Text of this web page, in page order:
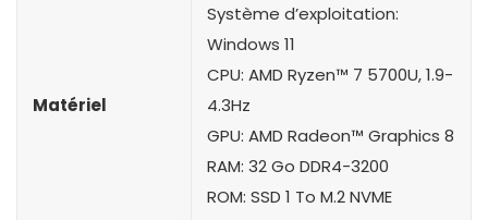
Matériel
Système d’exploitation:
Windows 11
CPU: AMD Ryzen™ 7 5700U, 1.9-
4.3Hz
GPU: AMD Radeon™ Graphics 8
RAM: 32 Go DDR4-3200
ROM: SSD 1 To M.2 NVME